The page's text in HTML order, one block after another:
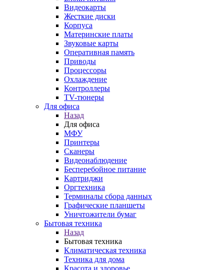
Видеокарты
Жесткие диски
Корпуса
Материнские платы
Звуковые карты
Оперативная память
Приводы
Процессоры
Охлаждение
Контроллеры
TV-тюнеры
Для офиса
Назад
Для офиса
МФУ
Принтеры
Сканеры
Видеонаблюдение
Бесперебойное питание
Картриджи
Оргтехника
Терминалы сбора данных
Графические планшеты
Уничтожители бумаг
Бытовая техника
Назад
Бытовая техника
Климатическая техника
Техника для дома
Красота и здоровье